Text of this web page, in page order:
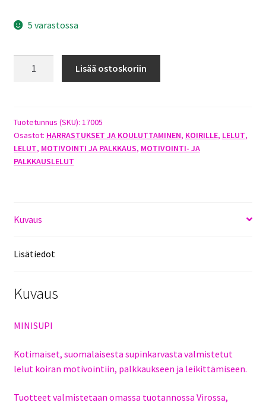
5 varastossa
Lisää ostoskoriin
Tuotetunnus (SKU): 17005
Osastot: HARRASTUKSET JA KOULUTTAMINEN, KOIRILLE, LELUT,
LELUT, MOTIVOINTI JA PALKKAUS, MOTIVOINTI- JA
PALKKAUSLELUT
Kuvaus
Lisätiedot
Kuvaus
MINISUPI
Kotimaiset, suomalaisesta supinkarvasta valmistetut
lelut koiran motivointiin, palkkaukseen ja leikittämiseen.
Tuotteet valmistetaan omassa tuotannossa Virossa,